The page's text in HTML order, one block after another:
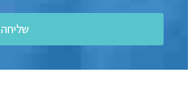
שליחה